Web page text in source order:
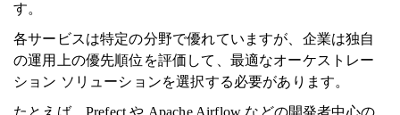
す。
各サービスは特定の分野で優れていますが、企業は独自
の運用上の優先順位を評価して、最適なオーケストレー
ション ソリューションを選択する必要があります。
たとえば、Prefect や Apache Airflow などの開発者中心の